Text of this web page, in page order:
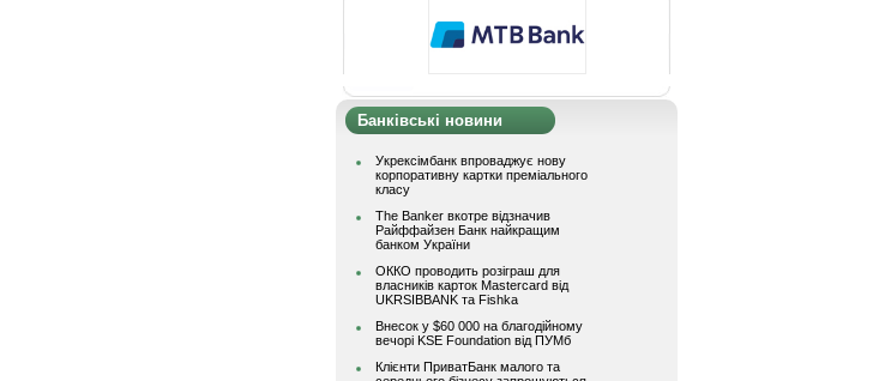
Банківські новини
Укрексімбанк впроваджує нову
корпоративну картки преміального
класу
The Banker вкотре відзначив
Райффайзен Банк найкращим
банком України
ОККО проводить розіграш для
власників карток Mastercard від
UKRSIBBANK та Fishka
Внесок у $60 000 на благодійному
вечорі KSE Foundation від ПУМб
Клієнти ПриватБанк малого та